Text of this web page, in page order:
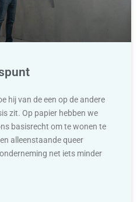
hij van de een op de andere
zit. Op papier hebben we
basisrecht om te wonen te
alleenstaande queer
net iets minder